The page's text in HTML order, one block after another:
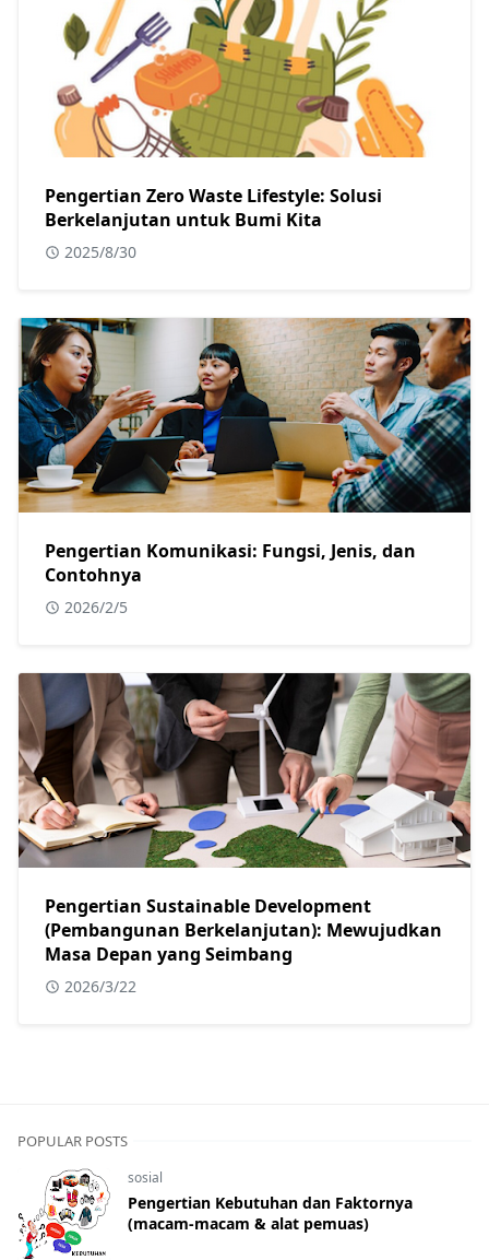
Pengertian Zero Waste Lifestyle: Solusi
Berkelanjutan untuk Bumi Kita
2025/8/30
Pengertian Komunikasi: Fungsi, Jenis, dan
Contohnya
2026/2/5
Pengertian Sustainable Development
(Pembangunan Berkelanjutan): Mewujudkan
Masa Depan yang Seimbang
2026/3/22
POPULAR POSTS
sosial
Pengertian Kebutuhan dan Faktornya
(macam-macam & alat pemuas)